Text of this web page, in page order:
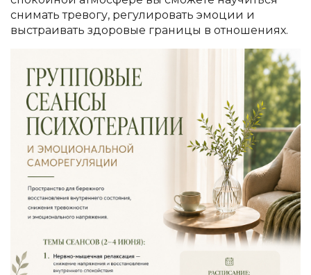
снимать тревогу, регулировать эмоции и
выстраивать здоровые границы в отношениях.